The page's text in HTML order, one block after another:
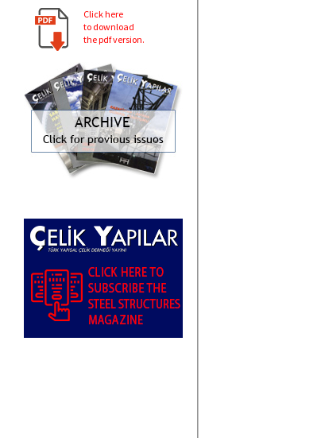
Click here
to download
the pdf version.